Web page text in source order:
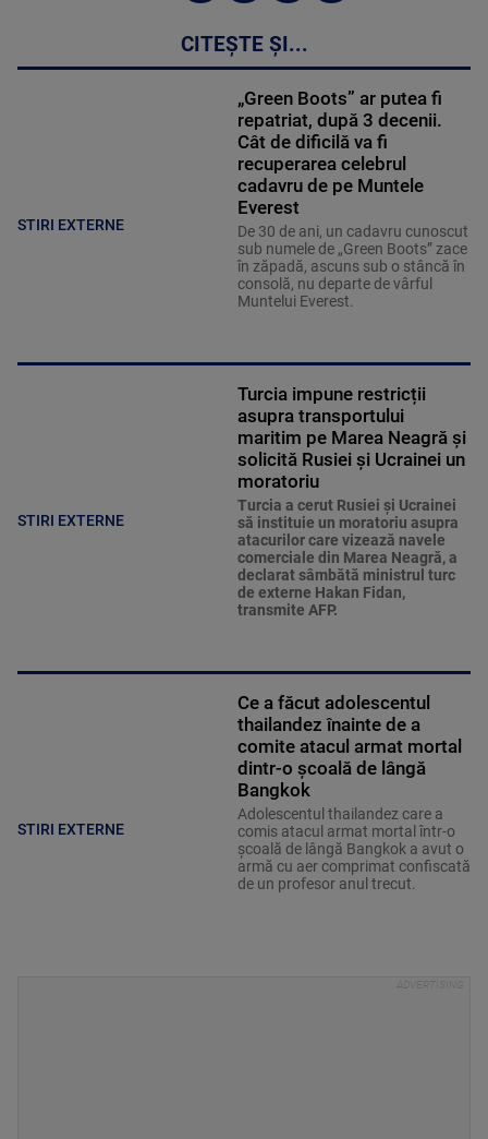
CITEȘTE ȘI...
STIRI EXTERNE
„Green Boots” ar putea fi
repatriat, după 3 decenii.
Cât de dificilă va fi
recuperarea celebrul
cadavru de pe Muntele
Everest
De 30 de ani, un cadavru cunoscut
sub numele de „Green Boots” zace
în zăpadă, ascuns sub o stâncă în
consolă, nu departe de vârful
Muntelui Everest.
STIRI EXTERNE
Turcia impune restricții
asupra transportului
maritim pe Marea Neagră și
solicită Rusiei și Ucrainei un
moratoriu
Turcia a cerut Rusiei și Ucrainei
să instituie un moratoriu asupra
atacurilor care vizează navele
comerciale din Marea Neagră, a
declarat sâmbătă ministrul turc
de externe Hakan Fidan,
transmite AFP.
STIRI EXTERNE
Ce a făcut adolescentul
thailandez înainte de a
comite atacul armat mortal
dintr-o școală de lângă
Bangkok
Adolescentul thailandez care a
comis atacul armat mortal într-o
şcoală de lângă Bangkok a avut o
armă cu aer comprimat confiscată
de un profesor anul trecut.